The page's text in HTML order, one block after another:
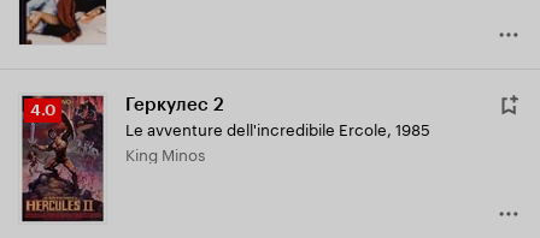
Рейтинг
Кинопоиска
4.0
4.0 Геркулес 2
Le avventure dell'incredibile Ercole, 1985
King Minos